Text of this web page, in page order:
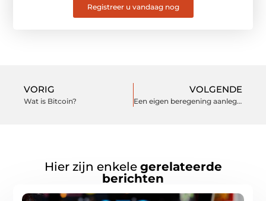
Registreer u vandaag nog
VORIG
Wat is Bitcoin?
VOLGENDE
Een eigen beregening aanleggen? Hier moet je aan denken
Hier zijn enkele gerelateerde
berichten